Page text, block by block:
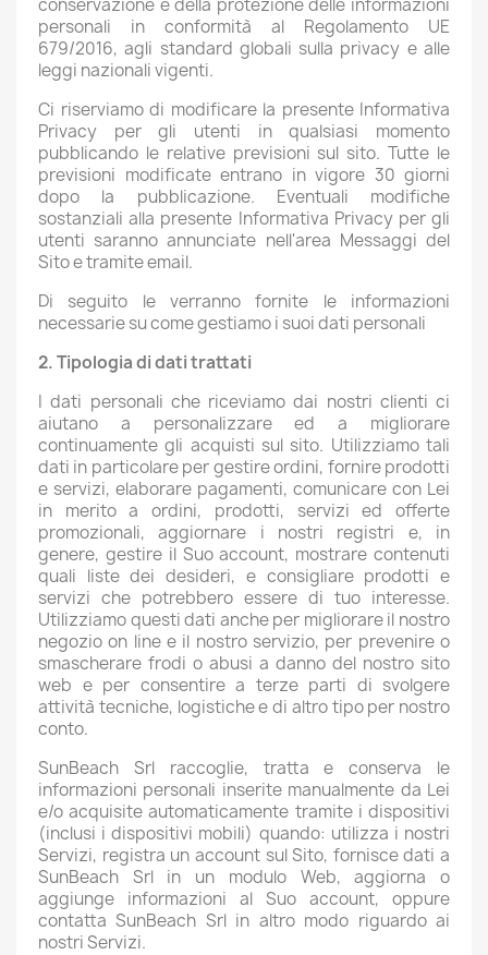
conservazione e della protezione delle informazioni
personali in conformità al Regolamento UE
679/2016, agli standard globali sulla privacy e alle
leggi nazionali vigenti.
Ci riserviamo di modificare la presente Informativa
Privacy per gli utenti in qualsiasi momento
pubblicando le relative previsioni sul sito. Tutte le
previsioni modificate entrano in vigore 30 giorni
dopo la pubblicazione. Eventuali modifiche
sostanziali alla presente Informativa Privacy per gli
utenti saranno annunciate nell'area Messaggi del
Sito e tramite email.
Di seguito le verranno fornite le informazioni
necessarie su come gestiamo i suoi dati personali
2. Tipologia di dati trattati
I dati personali che riceviamo dai nostri clienti ci
aiutano a personalizzare ed a migliorare
continuamente gli acquisti sul sito. Utilizziamo tali
dati in particolare per gestire ordini, fornire prodotti
e servizi, elaborare pagamenti, comunicare con Lei
in merito a ordini, prodotti, servizi ed offerte
promozionali, aggiornare i nostri registri e, in
genere, gestire il Suo account, mostrare contenuti
quali liste dei desideri, e consigliare prodotti e
servizi che potrebbero essere di tuo interesse.
Utilizziamo questi dati anche per migliorare il nostro
negozio on line e il nostro servizio, per prevenire o
smascherare frodi o abusi a danno del nostro sito
web e per consentire a terze parti di svolgere
attività tecniche, logistiche e di altro tipo per nostro
conto.
SunBeach Srl raccoglie, tratta e conserva le
informazioni personali inserite manualmente da Lei
e/o acquisite automaticamente tramite i dispositivi
(inclusi i dispositivi mobili) quando: utilizza i nostri
Servizi, registra un account sul Sito, fornisce dati a
SunBeach Srl in un modulo Web, aggiorna o
aggiunge informazioni al Suo account, oppure
contatta SunBeach Srl in altro modo riguardo ai
nostri Servizi.